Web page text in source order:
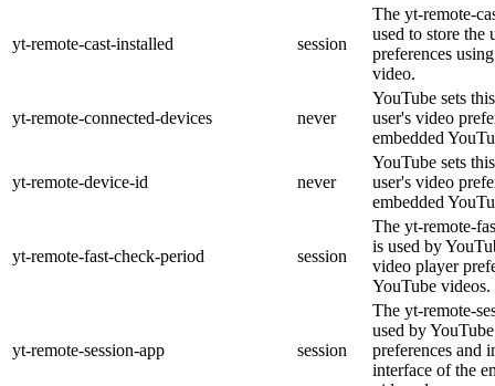
yt-remote-cast-installed session
The yt-remote-
used to store the
preferences
video.
yt-remote-connected-devices never
YouTube sets
user's video
embedded
yt-remote-device-id never
YouTube sets
user's video
embedded
yt-remote-fast-check-period session
The yt-remote-
is used by
video player
YouTube videos.
yt-remote-session-app session
The yt-remote-
used by
preferences and
interface of the